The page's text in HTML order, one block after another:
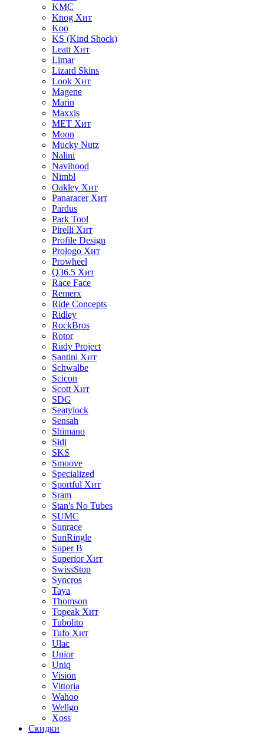
KMC
Knog Хит
Koo
KS (Kind Shock)
Leatt Хит
Limar
Lizard Skins
Look Хит
Magene
Marin
Maxxis
MET Хит
Moon
Mucky Nutz
Nalini
Navihood
Nimbl
Oakley Хит
Panaracer Хит
Pardus
Park Tool
Pirelli Хит
Profile Design
Prologo Хит
Prowheel
Q36.5 Хит
Race Face
Remerx
Ride Concepts
Ridley
RockBros
Rotor
Rudy Project
Santini Хит
Schwalbe
Scicon
Scott Хит
SDG
Seatylock
Sensah
Shimano
Sidi
SKS
Smoove
Specialized
Sportful Хит
Sram
Stan's No Tubes
SUMC
Sunrace
SunRingle
Super B
Superior Хит
SwissStop
Syncros
Taya
Thomson
Topeak Хит
Tubolito
Tufo Хит
Ulac
Unior
Uniq
Vision
Vittoria
Wahoo
Wellgo
Xoss
Скидки